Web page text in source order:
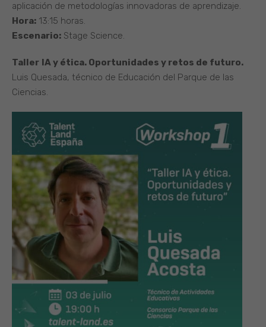
aplicación de metodologías innovadoras de aprendizaje.
Hora: 13:15 horas.
Escenario: Stage Science.
Taller IA y ética. Oportunidades y retos de futuro.
Luis Quesada, técnico de Educación del Parque de las
Ciencias.